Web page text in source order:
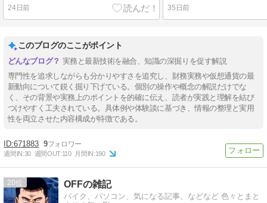
24日前 35日前
このブログのここがポイント
実務と最新技術を融合、知識の深掘りを促す解説
専門性を追求しながらも分かりやすさを追究し、財務実務や仮想通貨の最
新動向について鋭く掘り下げている。個別の操作や概念の解説だけでな
く、その背景や実務上のポイントを的確に伝え、読者が実践と理解を結び
つけやすく工夫されている。具体例や体験談に基づき、情報の整理と実用
性を両立させた内容構成が特徴である。
671883 9
週間IN:30 週間OUT:110 月間IN:190
20 OFFの雑記
バイク、パソコン、気になる記事、などなど 色々とまと